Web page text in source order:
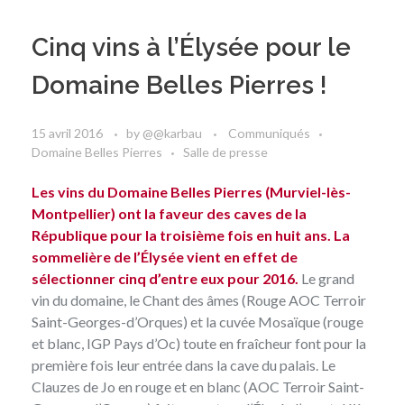
Cinq vins à l’Élysée pour le
Domaine Belles Pierres !
15 avril 2016 by @@karbau
Communiqués
Domaine Belles Pierres
Salle de presse
Les vins du Domaine Belles Pierres (Murviel-lès-
Montpellier) ont la faveur des caves de la
République pour la troisième fois en huit ans. La
sommelière de l’Élysée vient en effet de
sélectionner cinq d’entre eux pour 2016. Le grand
vin du domaine, leChant des âmes (Rouge AOC Terroir
Saint-Georges-d’Orques) et la cuvée Mosaïque(rouge
et blanc, IGP Pays d’Oc) toute en fraîcheur font pour la
première fois leur entrée dans la cave du palais. Le
Clauzes de Jo en rougeet en blanc (AOC Terroir Saint-